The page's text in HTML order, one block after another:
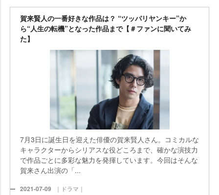
賀来賢人の一番好きな作品は？ “ツッパリヤンキー”か
ら“人生の転機”となった作品まで【＃ファンに聞いてみ
た】
7月3日に誕生日を迎えた俳優の賀来賢人さん。コミカルな
キャラクターからシリアスな役どころまで、確かな演技力
で作品ごとに多彩な魅力を発揮しています。今回はそんな
賀来さん出演の「...
2021-07-09 ｜ドラマ｜